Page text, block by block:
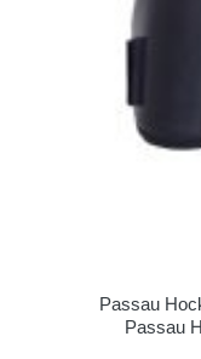
Passau
Passau